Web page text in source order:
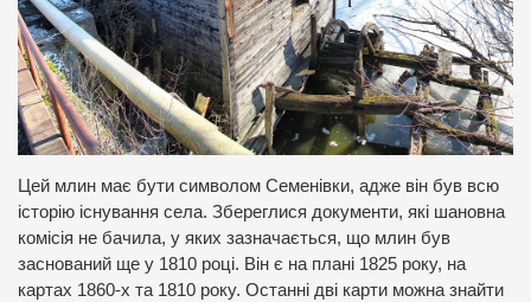
Цей млин має бути символом Семенівки, адже він був всю
історію існування села. Збереглися документи, які шановна
комісія не бачила, у яких зазначається, що млин був
заснований ще у 1810 році. Він є на плані 1825 року, на
картах 1860-х та 1810 року. Останні дві карти можна знайти